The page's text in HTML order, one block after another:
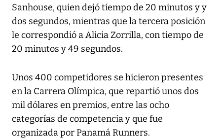
Sanhouse, quien dejó tiempo de 20 minutos y y
dos segundos, mientras que la tercera posición
le correspondió a Alicia Zorrilla, con tiempo de
20 minutos y 49 segundos.
Unos 400 competidores se hicieron presentes
en la Carrera Olímpica, que repartió unos dos
mil dólares en premios, entre las ocho
categorías de competencia y que fue
organizada por Panamá Runners.